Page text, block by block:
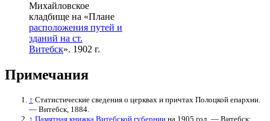
Михайловское
кладбище на «Плане
расположения путей и
зданий на ст.
Витебск». 1902 г.
Примечания
↑ Статистические сведения о церквах и причтах Полоцкой епархии.
— Витебск, 1884.
↑ Памятная книжка Витебской губернии на 1905 год. — Витебск: